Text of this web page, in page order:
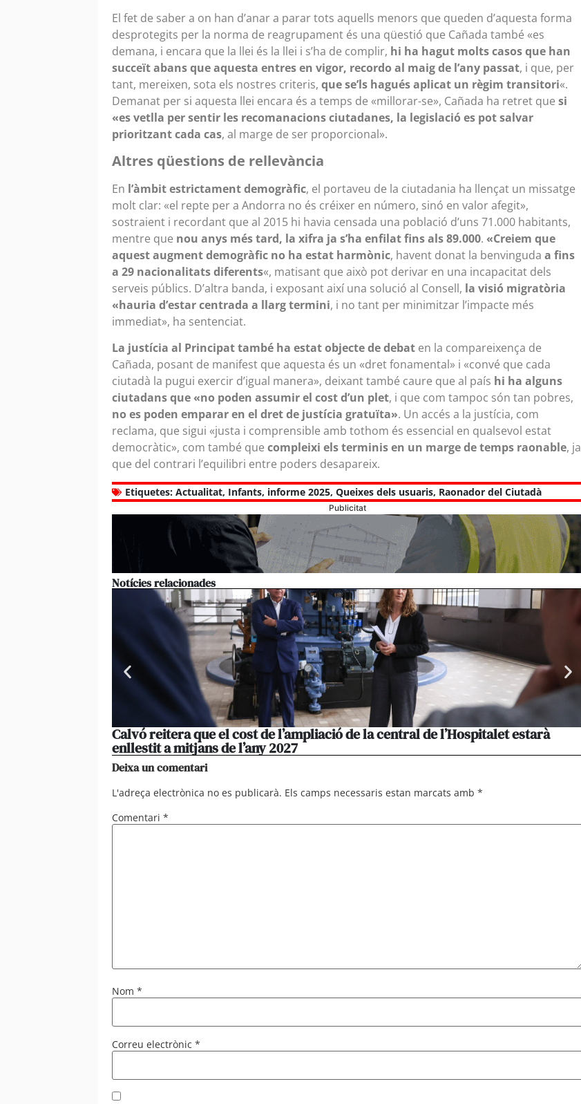
El fet de saber a on han d’anar a parar tots aquells menors que queden d’aquesta forma
desprotegits per la norma de reagrupament és una qüestió que Cañada també «es
demana, i encara que la llei és la llei i s’ha de complir, hi ha hagut molts casos que han
succeït abans que aquesta entres en vigor, recordo al maig de l’any passat, i que, per
tant, mereixen, sota els nostres criteris, que se’ls hagués aplicat un règim transitori«.
Demanat per si aquesta llei encara és a temps de «millorar-se», Cañada ha retret que si
«es vetlla per sentir les recomanacions ciutadanes, la legislació es pot salvar
prioritzant cada cas, al marge de ser proporcional».
Altres qüestions de rellevància
En l’àmbit estrictament demogràfic, el portaveu de la ciutadania ha llençat un missatge
molt clar: «el repte per a Andorra no és créixer en número, sinó en valor afegit»,
sostraient i recordant que al 2015 hi havia censada una població d’uns 71.000 habitants,
mentre que nou anys més tard, la xifra ja s’ha enfilat fins als 89.000. «Creiem que
aquest augment demogràfic no ha estat harmònic, havent donat la benvinguda a fins
a 29 nacionalitats diferents«, matisant que això pot derivar en una incapacitat dels
serveis públics. D’altra banda, i exposant així una solució al Consell, la visió migratòria
«hauria d’estar centrada a llarg termini, i no tant per minimitzar l’impacte més
immediat», ha sentenciat.
La justícia al Principat també ha estat objecte de debat en la compareixença de
Cañada, posant de manifest que aquesta és un «dret fonamental» i «convé que cada
ciutadà la pugui exercir d’igual manera», deixant també caure que al país hi ha alguns
ciutadans que «no poden assumir el cost d’un plet, i que com tampoc són tan pobres,
no es poden emparar en el dret de justícia gratuïta». Un accés a la justícia, com
reclama, que sigui «justa i comprensible amb tothom és essencial en qualsevol estat
democràtic», com també que compleixi els terminis en un marge de temps raonable, ja
que del contrari l’equilibri entre poders desapareix.
Etiquetes: Actualitat, Infants, informe 2025, Queixes dels usuaris, Raonador del Ciutadà
Publicitat
Notícies relacionades
Calvó reitera que el cost de l’ampliació de la central de l’Hospitalet estarà
enllestit a mitjans de l’any 2027
Deixa un comentari
L'adreça electrònica no es publicarà. Els camps necessaris estan marcats amb *
Comentari *
Nom *
Correu electrònic *